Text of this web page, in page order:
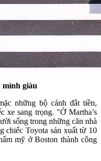
mình giàu
những bộ cánh đắt tiền,
xe sang trọng. "Ở Martha’s
sống trong những căn nhà
chiếc Toyota sản xuất từ 10
mỹ ở Boston thành công